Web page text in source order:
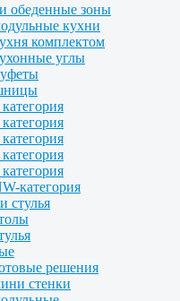
обеденные зоны
кухни
комплектом
углы
категория
категория
категория
категория
стулья
решения
стенки